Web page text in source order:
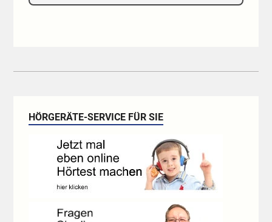
HÖRGERÄTE-SERVICE FÜR SIE